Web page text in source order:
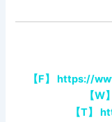
【F】
https://
【W】
【T】